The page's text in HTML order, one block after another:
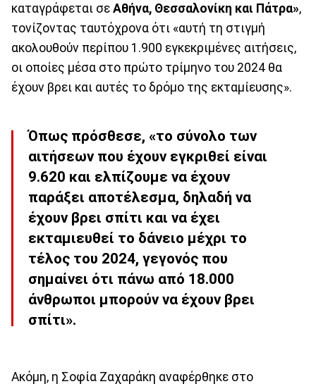
καταγράφεται σε Αθήνα, Θεσσαλονίκη και Πάτρα»,
τονίζοντας ταυτόχρονα ότι «αυτή τη στιγμή
ακολουθούν περίπου 1.900 εγκεκριμένες αιτήσεις,
οι οποίες μέσα στο πρώτο τρίμηνο του 2024 θα
έχουν βρει και αυτές το δρόμο της εκταμίευσης».
Όπως πρόσθεσε, «το σύνολο των
αιτήσεων που έχουν εγκριθεί είναι
9.620 και ελπίζουμε να έχουν
παράξει αποτέλεσμα, δηλαδή να
έχουν βρει σπίτι και να έχει
εκταμιευθεί το δάνειο μέχρι το
τέλος του 2024, γεγονός που
σημαίνει ότι πάνω από 18.000
άνθρωποι μπορούν να έχουν βρει
σπίτι».
Ακόμη, η Σοφία Ζαχαράκη αναφέρθηκε στο